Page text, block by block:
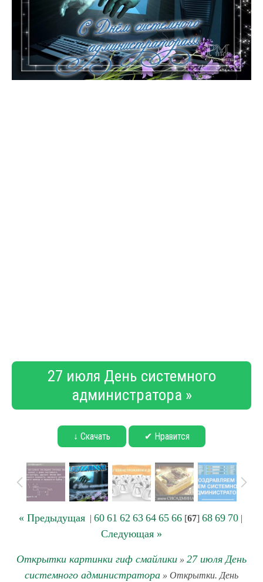
27 июля День системного
администратора »
↓ Скачать ✔ Нравится
« Предыдущая| 60 61 62 63 64 65 66[67] 68 69 70|
Следующая »
Открытки картинки гиф смайлики » 27 июля День
системного администратора » Открытки. День